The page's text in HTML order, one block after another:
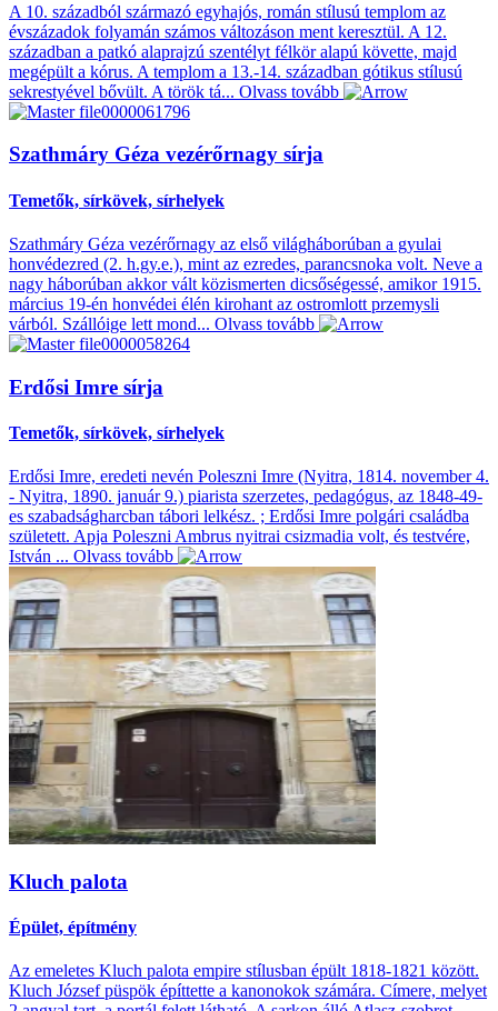
A 10. századból származó egyhajós, román stílusú templom az
évszázadok folyamán számos változáson ment keresztül. A 12.
században a patkó alaprajzú szentélyt félkör alapú követte, majd
megépült a kórus. A templom a 13.-14. században gótikus stílusú
sekrestyével bővült. A török tá... Olvass tovább
Szathmáry Géza vezérőrnagy sírja
Temetők, sírkövek, sírhelyek
Szathmáry Géza vezérőrnagy az első világháborúban a gyulai
honvédezred (2. h.gy.e.), mint az ezredes, parancsnoka volt. Neve a
nagy háborúban akkor vált közismerten dicsőségessé, amikor 1915.
március 19-én honvédei élén kirohant az ostromlott przemysli
várból. Szállóige lett mond... Olvass tovább
Erdősi Imre sírja
Temetők, sírkövek, sírhelyek
Erdősi Imre, eredeti nevén Poleszni Imre (Nyitra, 1814. november 4.
- Nyitra, 1890. január 9.) piarista szerzetes, pedagógus, az 1848-49-
es szabadságharcban tábori lelkész. ; Erdősi Imre polgári családba
született. Apja Poleszni Ambrus nyitrai csizmadia volt, és testvére,
István ... Olvass tovább
Kluch palota
Épület, építmény
Az emeletes Kluch palota empire stílusban épült 1818-1821 között.
Kluch József püspök építtette a kanonokok számára. Címere, melyet